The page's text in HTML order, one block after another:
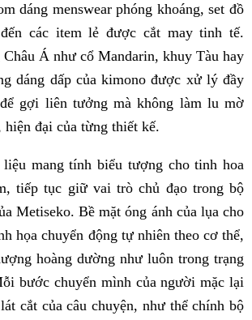
dáng menswear phóng khoáng, set đồ
các item lẻ được cắt may tinh tế.
Á như cổ Mandarin, khuy Tàu hay
dáng dấp của kimono được xử lý đầy
gợi liên tưởng mà không làm lu mờ
đại của từng thiết kế.
mang tính biểu tượng cho tinh hoa
tiếp tục giữ vai trò chủ đạo trong bộ
Metiseko. ​​Bề mặt óng ánh của lụa cho
họa chuyển động tự nhiên theo cơ thể,
hoàng dường như luôn trong trạng
bước chuyển mình của người mặc lại
cắt của câu chuyện, như thể chính bộ